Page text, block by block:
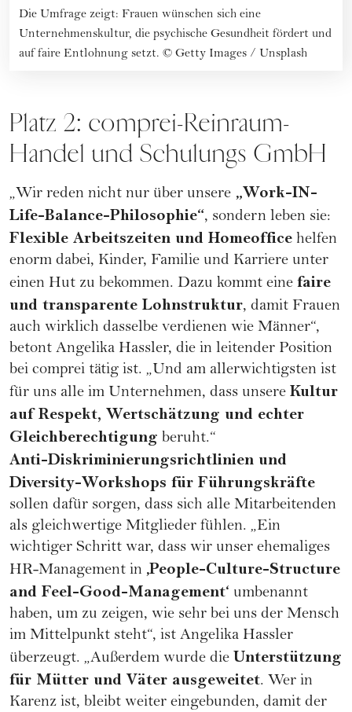
Die Umfrage zeigt: Frauen wünschen sich eine
Unternehmenskultur, die psychische Gesundheit fördert und
auf faire Entlohnung setzt. © Getty Images / Unsplash
Platz 2: comprei-Reinraum-
Handel und Schulungs GmbH
„Wir reden nicht nur über unsere „Work-IN-
Life-Balance-Philosophie“, sondern leben sie:
Flexible Arbeitszeiten und Homeoffice helfen
enorm dabei, Kinder, Familie und Karriere unter
einen Hut zu bekommen. Dazu kommt eine faire
und transparente Lohnstruktur, damit Frauen
auch wirklich dasselbe verdienen wie Männer“,
betont Angelika Hassler, die in leitender Position
bei comprei tätig ist. „Und am allerwichtigsten ist
für uns alle im Unternehmen, dass unsere Kultur
auf Respekt, Wertschätzung und echter
Gleichberechtigung beruht.“
Anti-Diskriminierungsrichtlinien und
Diversity-Workshops für Führungskräfte
sollen dafür sorgen, dass sich alle Mitarbeitenden
als gleichwertige Mitglieder fühlen. „Ein
wichtiger Schritt war, dass wir unser ehemaliges
HR-Management in ‚People-Culture-Structure
and Feel-Good-Management‘ umbenannt
haben, um zu zeigen, wie sehr bei uns der Mensch
im Mittelpunkt steht“, ist Angelika Hassler
überzeugt. „Außerdem wurde die Unterstützung
für Mütter und Väter ausgeweitet. Wer in
Karenz ist, bleibt weiter eingebunden, damit der